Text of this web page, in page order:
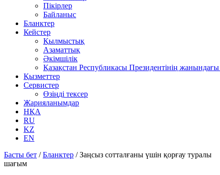
Пікірлер
Байланыс
Бланктер
Кейстер
Қылмыстық
Азаматтық
Әкімшілік
Қазақстан Республикасы Президентінің
Қызметтер
Сервистер
Өзіңді тексер
Жарияланымдар
НҚА
RU
KZ
EN
Басты бет /Бланктер /Заңсыз сотталғаны үшін қорғау туралы
шағым